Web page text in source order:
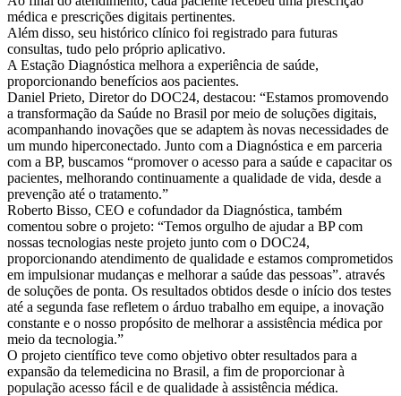
médica e prescrições digitais pertinentes.
Além disso, seu histórico clínico foi registrado para futuras
consultas, tudo pelo próprio aplicativo.
A Estação Diagnóstica melhora a experiência de saúde,
proporcionando benefícios aos pacientes.
Daniel Prieto, Diretor do DOC24, destacou: “Estamos promovendo
a transformação da Saúde no Brasil por meio de soluções digitais,
acompanhando inovações que se adaptem às novas necessidades de
um mundo hiperconectado. Junto com a Diagnóstica e em parceria
com a BP, buscamos “promover o acesso para a saúde e capacitar os
pacientes, melhorando continuamente a qualidade de vida, desde a
prevenção até o tratamento.”
Roberto Bisso, CEO e cofundador da Diagnóstica, também
comentou sobre o projeto: “Temos orgulho de ajudar a BP com
nossas tecnologias neste projeto junto com o DOC24,
proporcionando atendimento de qualidade e estamos comprometidos
em impulsionar mudanças e melhorar a saúde das pessoas”. através
de soluções de ponta. Os resultados obtidos desde o início dos testes
até a segunda fase refletem o árduo trabalho em equipe, a inovação
constante e o nosso propósito de melhorar a assistência médica por
meio da tecnologia.”
O projeto científico teve como objetivo obter resultados para a
expansão da telemedicina no Brasil, a fim de proporcionar à
população acesso fácil e de qualidade à assistência médica.